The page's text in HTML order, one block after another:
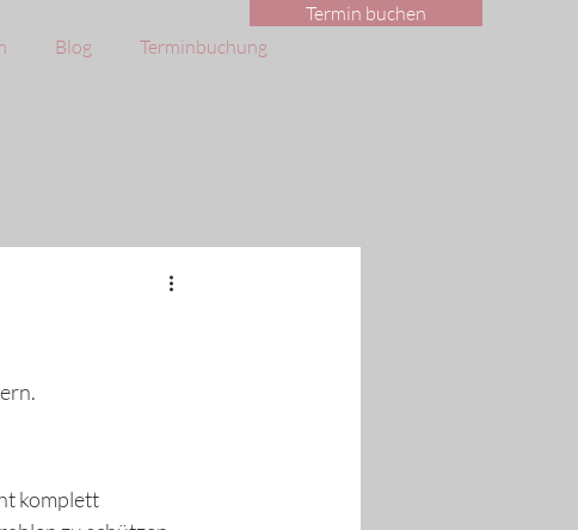
Blog Terminbuchung
Termin buchen
komplett